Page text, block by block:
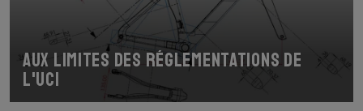
Aux limites des réglementations de
l'UCI